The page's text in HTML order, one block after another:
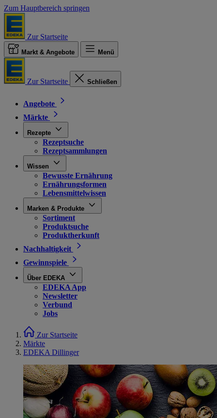
Zum Hauptbereich springen
Zur Startseite
Markt & Angebote Menü
Zur Startseite Schließen
Angebote
Märkte
Rezepte
Rezeptsuche
Rezeptsammlungen
Wissen
Bewusste Ernährung
Ernährungsformen
Lebensmittelwissen
Marken & Produkte
Sortiment
Produktsuche
Produktherkunft
Nachhaltigkeit
Gewinnspiele
Über EDEKA
EDEKA App
Newsletter
Verbund
Jobs
Zur Startseite
Märkte
EDEKA Dillinger